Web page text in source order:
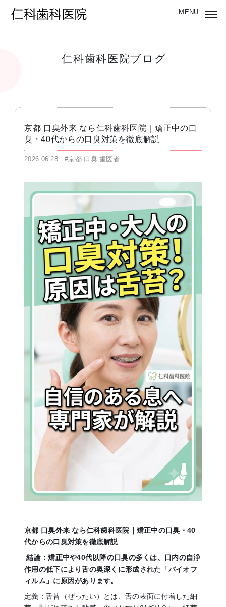
仁科歯科医院ブログ
京都 口臭外来 なら仁科歯科医院｜矯正中の口
臭・40代からの口臭対策を徹底解説
2026.06.28#京都 口臭 歯医者
京都 口臭外来 なら仁科歯科医院｜矯正中の口臭・ 40
代からの口臭対策を徹底解説
結論：矯正中や40代以降の口臭の多くは、口内の自浄
作用の低下により舌の奥深くに形成された「バイオフ
ィルム」に原因があります。
定義：舌苔（ぜったい）とは、舌の表面に付着した細